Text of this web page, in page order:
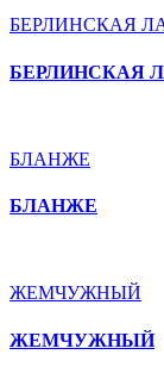
БЕРЛИНСКАЯ
БЕРЛИНСКАЯ
БЛАНЖЕ
БЛАНЖЕ
ЖЕМЧУЖНЫЙ
ЖЕМЧУЖНЫЙ